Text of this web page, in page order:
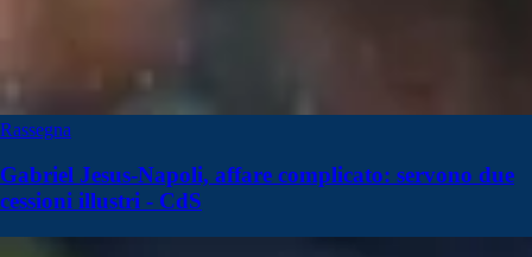
Rassegna
Gabriel Jesus-Napoli, affare complicato: servono due
cessioni illustri - CdS